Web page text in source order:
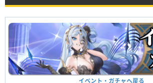
イベント・ガチャへ戻る